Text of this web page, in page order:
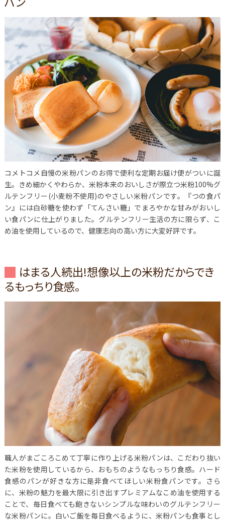
コメトコメ自慢の米粉パンのお得で便利な定期お届け便がついに誕
生。きめ細かくやわらか、米粉本来のおいしさが際立つ米粉100%グ
ルテンフリー(小麦粉不使用)のやさしい米粉パンです。『つの食パ
ン』には白砂糖を使わず「てんさい糖」でまろやかな甘みがおいし
い食パンに仕上がりました。グルテンフリー生活の方に限らず、こ
め油を使用しているので、健康志向の高い方に大変好評です。
はまる人続出!想像以上の米粉だからでき
るもっちり食感。
職人がまごころこめて丁寧に作り上げる米粉パンは、こだわり抜い
た米粉を使用しているから、おもちのようなもっちり食感。ハード
食感のパンが好きな方に是非食べてほしい米粉食パンです。さら
に、米粉の魅力を最大限に引き出すプレミアムなこめ油を使用する
ことで、毎日食べても飽きないシンプルな味わいのグルテンフリー
な米粉パンに。白いご飯を毎日食べるように、米粉パンも食事とし